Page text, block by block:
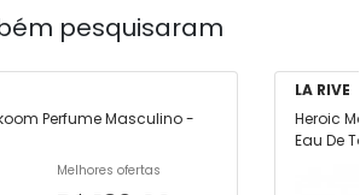
pesquisaram
Perfume Masculino -
Melhores ofertas
LA RIVE
Heroic
Eau De